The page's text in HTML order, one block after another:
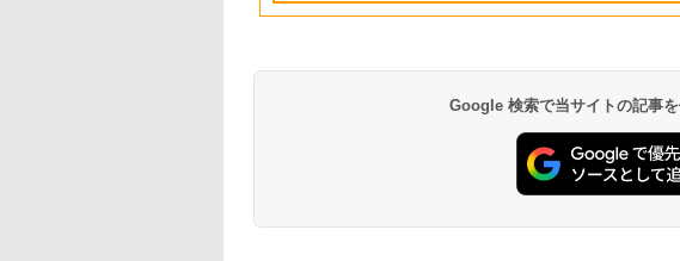
SSD1TB メモリ16GB
古】
ター rankC
(Smart Basic)
Google 検索で当サイトの記事